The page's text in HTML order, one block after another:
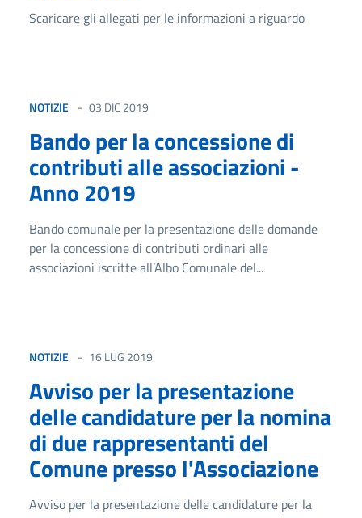
Scaricare gli allegati per le informazioni a riguardo
NOTIZIE 03 DIC 2019
Bando per la concessione di
contributi alle associazioni -
Anno 2019
Bando comunale per la presentazione delle domande
per la concessione di contributi ordinari alle
associazioni iscritte all’Albo Comunale del...
NOTIZIE 16 LUG 2019
Avviso per la presentazione
delle candidature per la nomina
di due rappresentanti del
Comune presso l'Associazione
Avviso per la presentazione delle candidature per la